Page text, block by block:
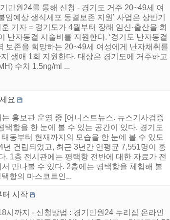
민원24를 통해 신청 - 경기도 거주 20~49세 여
예상 생식세포 동결보존 지원’ 사업은 상반기
기자 = 경기도가 4월부터 장래 임신·출산을 희
난자동결 시술비를 지원한다. ‘경기도 난자동결
보존을 희망하는 20~49세 여성에게 난자채취를
생애 1회 지원한다. 대상은 경기도에 거주하고
수치 1.5ng/ml ...
요
홍보관 운영 중 [어니스트뉴스. 뉴스기사검증
택항을 한 눈에 볼 수 있는 공간이 있다. 경기도
동부터 현재까지의 모습을 한 눈에 볼 수 있도
건립되었고, 최근 3년간 연평균 7,551명이 홍
. 1층 전시관에는 평택항 전반에 대한 자료가 전
만나볼 수 있다. 2층에는 평택항을 체험해 볼
항의 마스코트인...
터 시작
시까지 - 신청방법 : 경기민원24 누리집 온라인